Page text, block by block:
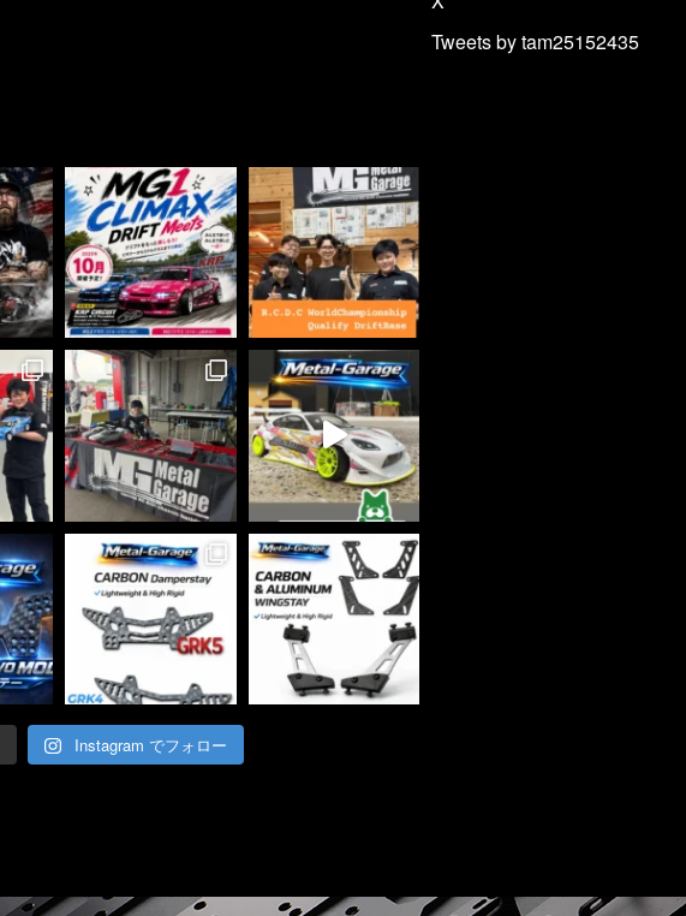
Instagram でフォロー
Tweets by tam25152435